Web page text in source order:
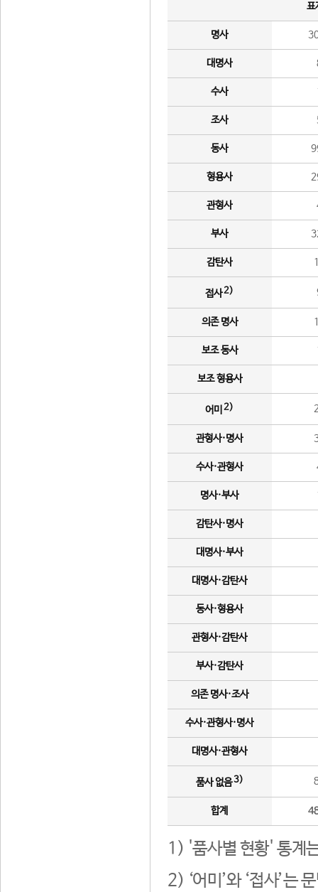
표
명사
대명사
수사
조사
동사
형용사
관형사
부사
감탄사
접사2)
의존 명사
보조 동사
보조 형용사
어미 2)
관형사·명사
수사·관형사
명사·부사
감탄사·명사
대명사·부사
대명사·감탄사
동사·형용사
관형사·감탄사
부사·감탄사
의존 명사·조사
수사·관형사·명사
대명사·관형사
품사 없음3)
합계
1) '품사별 현황' 통계
2) ‘어미’와 ‘접사’는